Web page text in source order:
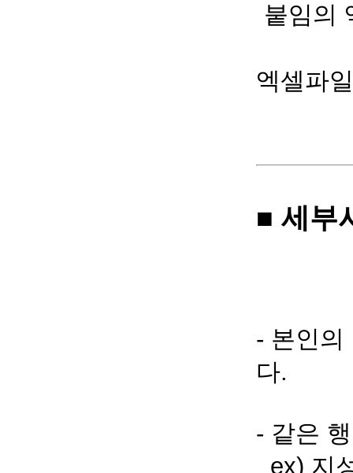
붙임의
엑셀파
■ 세부
- 본인의
다.
- 같은
ex) 지